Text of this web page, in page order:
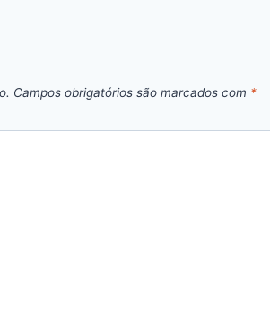
Campos obrigatórios são marcados com *